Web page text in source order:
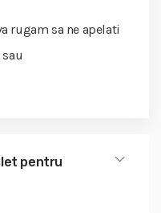
rugam sa ne apelati
sau
pentru